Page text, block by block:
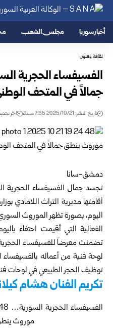
أخبار سوريا مجلس الشعب
ثقافة وفنون
الفسيفساء الحجرية
جمالاً في المتحف
تاريخ النشر: 2025/10/21 7:35 مساءً اخر تحديث: 2025/10/21
دمشق-سانا
تجسد جمال الفسيفساء الحجرية
أقامتها مديرية التراث اللامادي ب
اليوم، بصورة تظهر الموروث
الفعالية التي أقيمت احتفاءً
لوحة فنية من أعماله
توظيف الحجر الطبيعي في لوحات
تكريم الفنان هشام